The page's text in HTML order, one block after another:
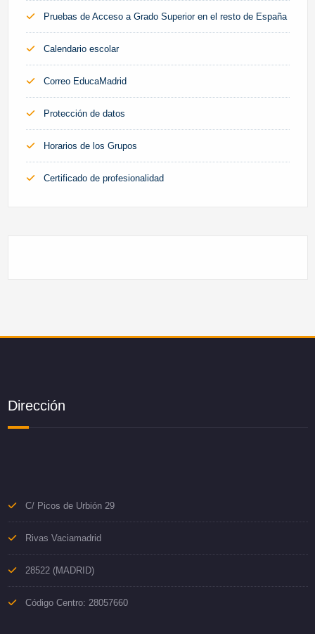
Pruebas de Acceso a Grado Superior en el resto de España
Calendario escolar
Correo EducaMadrid
Protección de datos
Horarios de los Grupos
Certificado de profesionalidad
Dirección
C/ Picos de Urbión 29
Rivas Vaciamadrid
28522 (MADRID)
Código Centro: 28057660